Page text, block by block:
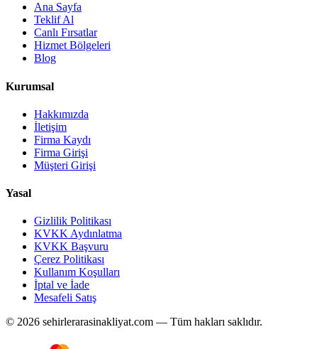
Ana Sayfa
Teklif Al
Canlı Fırsatlar
Hizmet Bölgeleri
Blog
Kurumsal
Hakkımızda
İletişim
Firma Kaydı
Firma Girişi
Müşteri Girişi
Yasal
Gizlilik Politikası
KVKK Aydınlatma
KVKK Başvuru
Çerez Politikası
Kullanım Koşulları
İptal ve İade
Mesafeli Satış
© 2026 sehirlerarasinakliyat.com — Tüm hakları saklıdır.